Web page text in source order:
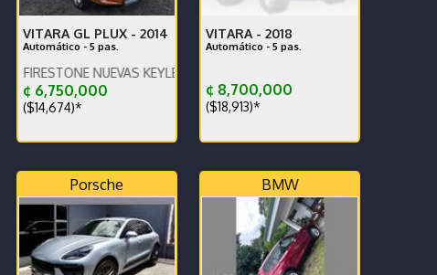
VITARA GL PLUX - 2014
Automático - 5 pas.
NUEVAS KEYLESS ENCEDIDO DE BOTON MUY ECONOMICO Y
¢ 6,750,000
($14,674)*
VITARA - 2018
Automático - 5 pas.
¢ 8,700,000
($18,913)*
Porsche BMW